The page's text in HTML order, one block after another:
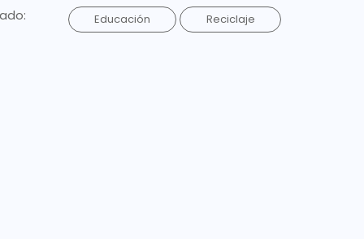
Educación Reciclaje